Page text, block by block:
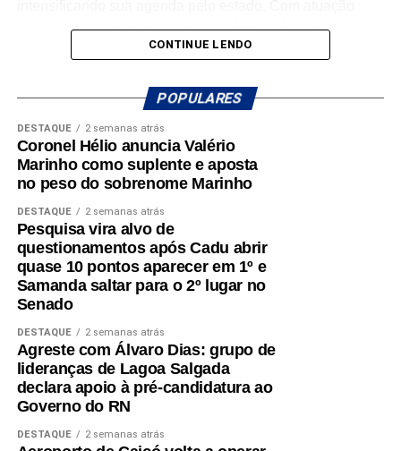
compromisso com o desenvolvimento do Rio Grande do
Norte. Um mandato presente, atuante e comprometido em
voltada para o municipalismo e a defesa de investimentos
para os municípios potiguares, Benes tem reforçado o
desenvolvimento do Rio Grande do Norte.
A mobilização em Macaíba representa mais um passo na
construção de uma campanha que busca ampliar sua
presença em todas as regiões do estado, fortalecendo o
diálogo com a população e reafirmando o compromisso
com o futuro dos potiguares.
CONTINUE LENDO
POPULARES
DESTAQUE 2 semanas atrás
Coronel Hélio anuncia Valério
Marinho como suplente e aposta
no peso do sobrenome Marinho
DESTAQUE 2 semanas atrás
Pesquisa vira alvo de
questionamentos após Cadu abrir
quase 10 pontos aparecer em 1º e
Samanda saltar para o 2º lugar no
Senado
DESTAQUE 2 semanas atrás
Agreste com Álvaro Dias: grupo de
lideranças de Lagoa Salgada
declara apoio à pré-candidatura ao
Governo do RN
DESTAQUE 2 semanas atrás